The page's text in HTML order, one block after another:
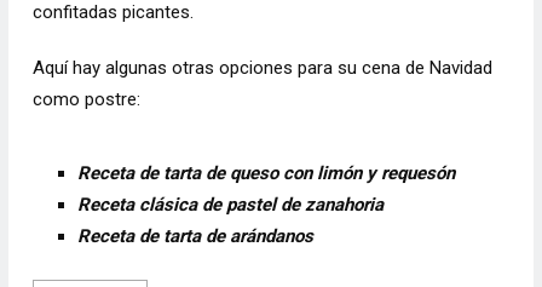
confitadas picantes.
Aquí hay algunas otras opciones para su cena de Navidad
como postre:
Receta de tarta de queso con limón y requesón
Receta clásica de pastel de zanahoria
Receta de tarta de arándanos